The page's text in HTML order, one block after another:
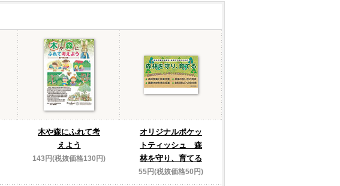
木や森にふれて考
えよう
143円(税抜価格130円)
オリジナルポケッ
トティッシュ 森
林を守り、育てる
55円(税抜価格50円)